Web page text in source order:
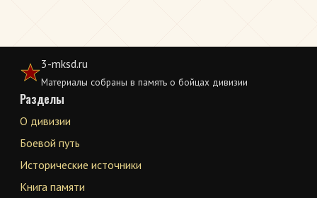
3-mksd.ru
Материалы собраны в память о бойцах дивизии
Разделы
О дивизии
Боевой путь
Исторические источники
Книга памяти